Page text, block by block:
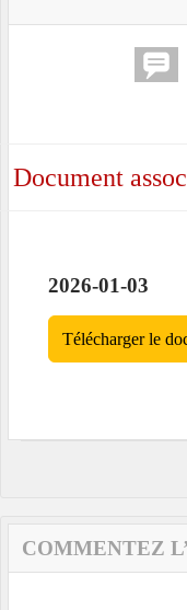
Document
2026-01-03
Télécharger le
COMMENTEZ